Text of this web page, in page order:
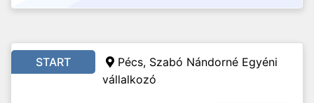
START
Pécs, Szabó Nándorné Egyéni
vállalkozó